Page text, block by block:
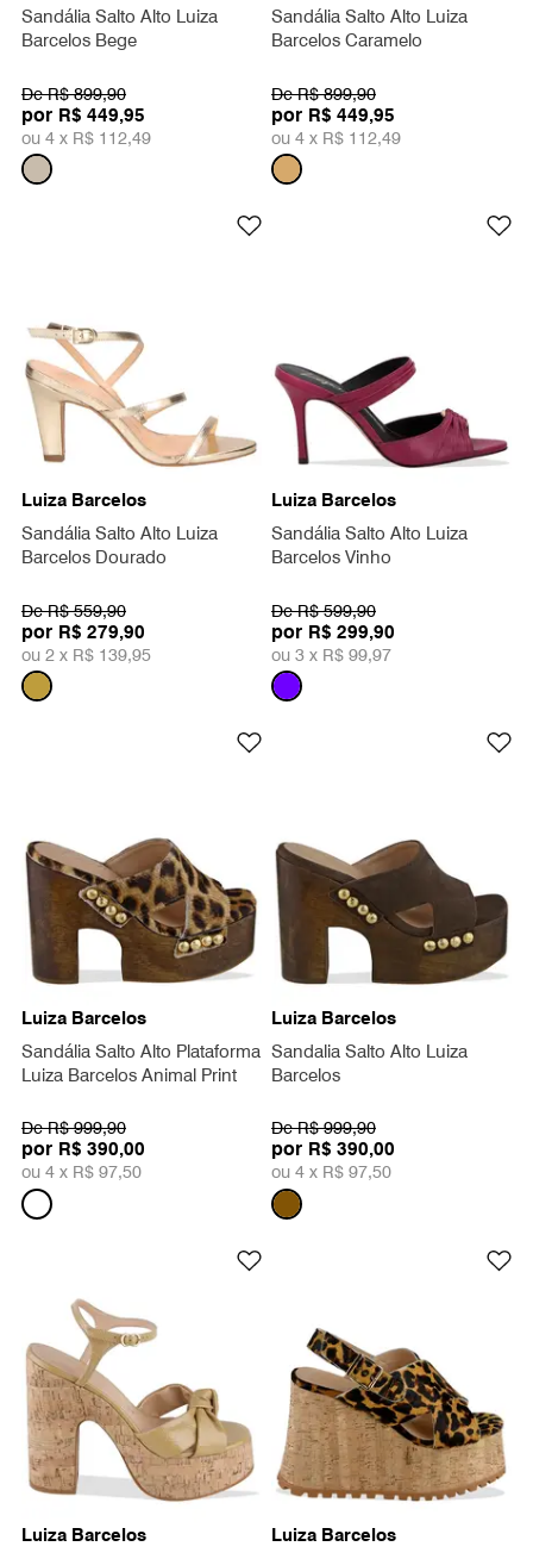
Sandália Salto Alto Luiza
Barcelos Bege
DeR$ 899,90
por R$ 449,95
ou 4 x R$ 112,49
Sandália Salto Alto Luiza
Barcelos Caramelo
DeR$ 899,90
por R$ 449,95
ou 4 x R$ 112,49
Luiza Barcelos
Sandália Salto Alto Luiza
Barcelos Dourado
DeR$ 559,90
por R$ 279,90
ou 2 x R$ 139,95
Luiza Barcelos
Sandália Salto Alto Luiza
Barcelos Vinho
DeR$ 599,90
por R$ 299,90
ou 3 x R$ 99,97
Luiza Barcelos
Sandália Salto Alto Plataforma
Luiza Barcelos Animal Print
DeR$ 999,90
por R$ 390,00
ou 4 x R$ 97,50
Luiza Barcelos
Sandalia Salto Alto Luiza
Barcelos
DeR$ 999,90
por R$ 390,00
ou 4 x R$ 97,50
Luiza Barcelos
Luiza Barcelos